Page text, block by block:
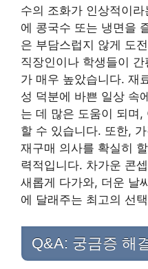
수의 조화가 인상적이
에 콩국수 또는 냉면을
은 부담스럽지 않게 도
직장인이나 학생들이
가 매우 높았습니다. 재
성 덕분에 바쁜 일상 속
는 데 많은 도움이 되며,
할 수 있습니다. 또한,
재구매 의사를 확실히
력적입니다. 차가운 콘
새롭게 다가와, 더운 날
에 달래주는 최고의 선
Q&A: 궁금증 해